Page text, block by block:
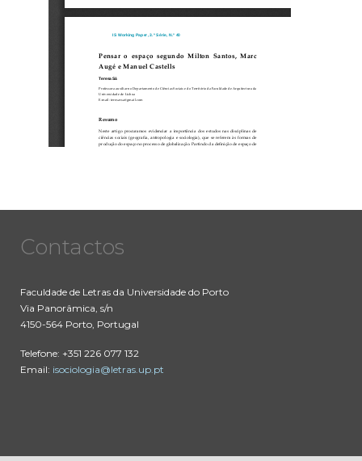
Contactos
Faculdade de Letras da Universidade do Porto
Via Panorâmica, s/n
4150-564 Porto, Portugal
Telefone: +351 226 077 132
Email: isociologia@letras.up.pt